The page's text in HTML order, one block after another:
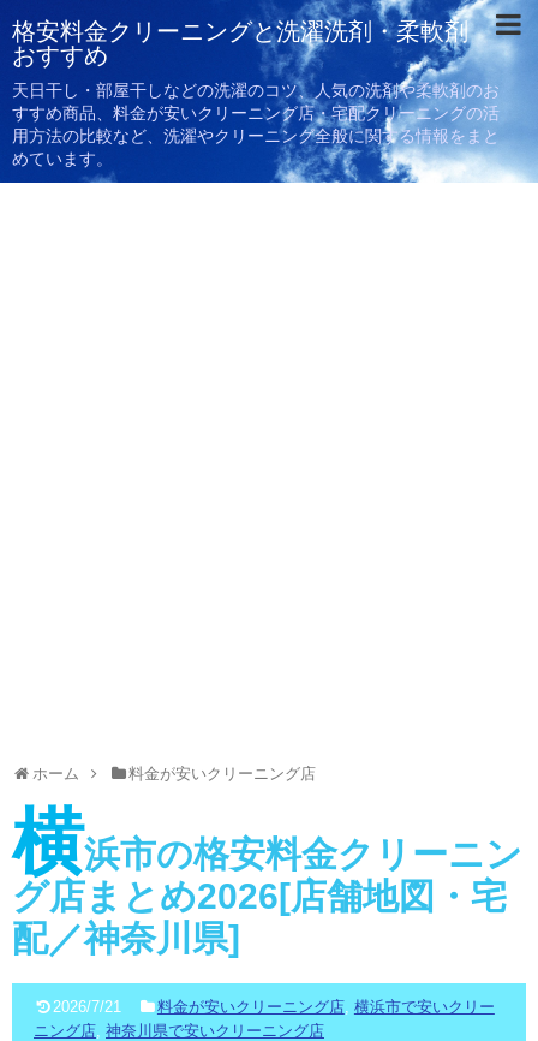
格安料金クリーニングと洗濯洗剤・柔軟剤
おすすめ
天日干し・部屋干しなどの洗濯のコツ、人気の洗剤や柔軟剤のお
すすめ商品、料金が安いクリーニング店・宅配クリーニングの活
用方法の比較など、洗濯やクリーニング全般に関する情報をまと
めています。
ホーム 料金が安いクリーニング店
横浜市の格安料金クリーニン
グ店まとめ2026[店舗地図・宅
配／神奈川県]
2026/7/21 料金が安いクリーニング店, 横浜市で安いクリー
ニング店, 神奈川県で安いクリーニング店